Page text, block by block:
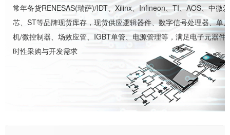
常年备货RENESAS(瑞萨)/IDT、Xilinx、Infineon、TI、AOS、中微爱
芯、ST等品牌现货库存，现货供应逻辑器件、数字信号处理器、单片
机/微控制器、场效应管、IGBT单管、电源管理等，满足电子元器件
时性采购与开发需求